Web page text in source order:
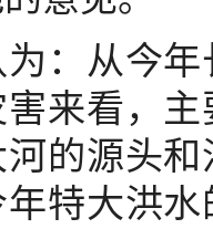
从今年
来看，
河的源头
特大洪